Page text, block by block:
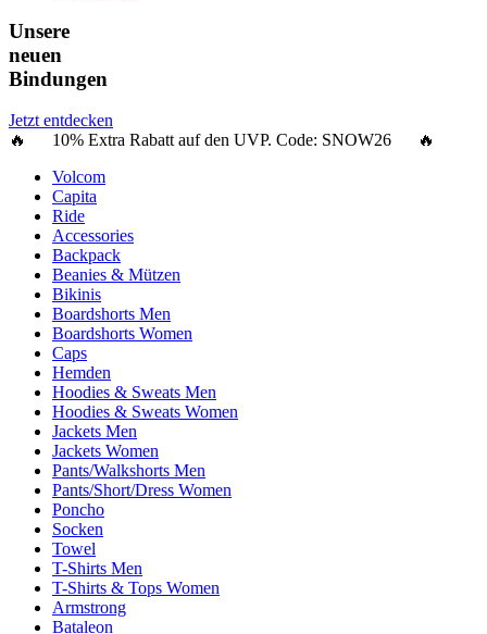
Unsere
neuen
Bindungen
Jetzt entdecken
🔥 10% Extra Rabatt auf den UVP. Code: SNOW26 🔥
Volcom
Capita
Ride
Accessories
Backpack
Beanies & Mützen
Bikinis
Boardshorts Men
Boardshorts Women
Caps
Hemden
Hoodies & Sweats Men
Hoodies & Sweats Women
Jackets Men
Jackets Women
Pants/Walkshorts Men
Pants/Short/Dress Women
Poncho
Socken
Towel
T-Shirts Men
T-Shirts & Tops Women
Armstrong
Bataleon